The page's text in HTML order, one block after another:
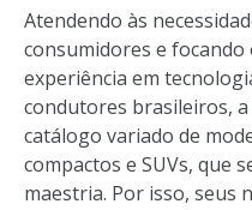
Atendendo às
consumidores e
experiência em
condutores brasileiros,
catálogo variado de
compactos e SUVs, que
maestria. Por isso, seus